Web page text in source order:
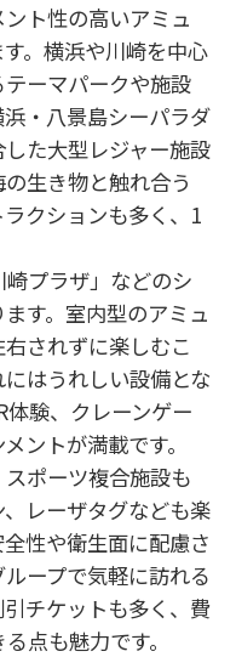
ト性の高いアミュ
。横浜や川崎を中心
ーマパークや施設
・八景島シーパラダ
た大型レジャー施設
生き物と触れ合う
クションも多く、1
プラザ」などのシ
す。室内型のアミュ
されずに楽しむこ
はうれしい設備とな
体験、クレーンゲー
ントが満載です。
ポーツ複合施設も
レーザタグなども楽
性や衛生面に配慮さ
ープで気軽に訪れる
チケットも多く、費
点も魅力です。